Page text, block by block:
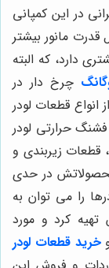
در این کمپانی
مانور بیشتر
دارد، که البته
چرخ دار در
انواع قطعات لودر
حرارتی لودر
قطعات زیربندی و
محصولاتش در حدی
را می توان به
تهیه کرد و مورد
خرید قطعات لودر